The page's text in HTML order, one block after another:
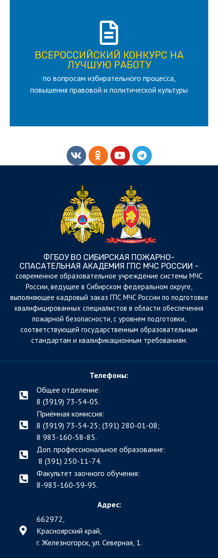
ВСЕРОССИЙСКИЙ КОНКУРС НА
ЛУЧШУЮ РАБОТУ
по вопросам избирательного процесса,
повышения правовой и политической культуры
ВСЕРОССИЙСКИЙ КОНКУРС НА
ЛУЧШУЮ РАБОТУ
для лица старше 18 и моложе 35 лет
ПОДРОБНЕЕ
ФГБОУ ВО СИБИРСКАЯ ПОЖАРНО-
СПАСАТЕЛЬНАЯ АКАДЕМИЯ ГПС МЧС РОССИИ -
cовременное образовательное учреждение системы МЧС
России, ведущее в Сибирском федеральном округе,
выполняющее кадровый заказ ГПС МЧС России по подготовке
квалифицированных специалистов в области обеспечения
пожарной безопасности, с уровнем подготовки,
соответствующей государственным образовательным
стандартам и квалификационным требованиям.
Телефоны:
Общее отделение:
8 (3919) 73-54-05.
Приёмная комиссия:
8 (3919) 73-54-25; (391) 280-01-08;
8 983-160-58-85.
Доп. профессиональное образование:
8 (391) 250-11-74.
Факультет заочного обучения:
8-983-160-59-95.
Адрес:
662972,
Красноярский край,
г. Железногорск, ул. Северная, 1.